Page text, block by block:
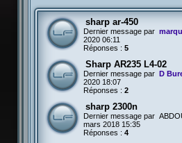
sharp ar-450
Dernier message par
2020 06:11
Réponses : 5
Sharp AR235 L4-02
Dernier message par D
2020 18:07
Réponses : 2
sharp 2300n
Dernier message par
mars 2018 15:35
Réponses : 4